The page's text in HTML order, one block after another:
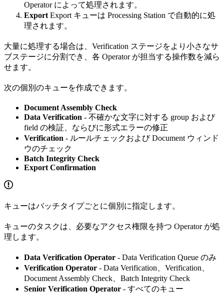
Operator によって処理されます。
Export Export キューは Processing Station で自動的に処
理されます。
大量に処理する場合は、Verification ステージをより小さなサ
ブステージに分割でき、各 Operator が担当する操作数を減ら
せます。
次の個別のキューを作成できます。
Document Assembly Check
Data Verification - 不確かな文字に対する group および
field の検証、ならびに形式エラーの修正
Verification - ルールチェックおよび Document ウィンド
ウのチェック
Batch Integrity Check
Export Confirmation
キューはバッチタイプごとに個別に指定します。
キューのタスクは、必要なアクセス権限を持つ Operator が処
理します。
Data Verification Operator - Data Verification Queue のみ
Verification Operator - Data Verification、Verification、
Document Assembly Check、Batch Integrity Check
Senior Verification Operator - すべてのキュー